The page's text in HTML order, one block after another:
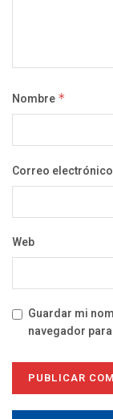
Nombre *
Correo electrónico
Web
Guardar mi
navegador